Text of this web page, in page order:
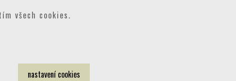
všech cookies.
nastavení cookies